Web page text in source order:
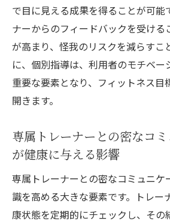
健康状態の正確な評価と
個別相談を通じたメンタ
性
一人ひとりに合った食事
ストレスマネジメントと
フィードバックを活かし
健康意識を高めるためのパー
で目に見える成果を得ることが可能
ナーからのフィードバックを受ける
が高まり、怪我のリスクを減らすこ
に、個別指導は、利用者のモチベー
重要な要素となり、フィットネス目
開きます。
専属トレーナーとの密なコ
が健康に与える影響
専属トレーナーとの密なコミュニケ
識を高める大きな要素です。トレー
康状態を定期的にチェックし、その